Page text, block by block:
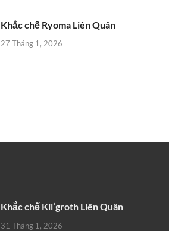
Khắc chế Ryoma Liên Quân
27 Tháng 1, 2026
Khắc chế Kil’groth Liên Quân
31 Tháng 1, 2026